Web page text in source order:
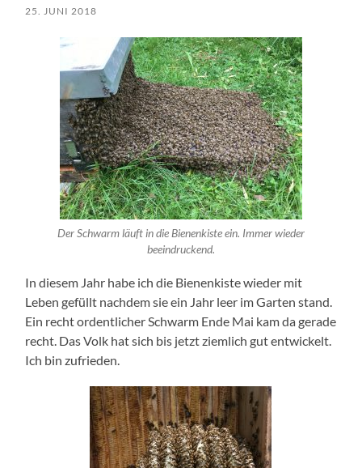
25. JUNI 2018
Der Schwarm läuft in die Bienenkiste ein. Immer wieder
beeindruckend.
In diesem Jahr habe ich die Bienenkiste wieder mit
Leben gefüllt nachdem sie ein Jahr leer im Garten stand.
Ein recht ordentlicher Schwarm Ende Mai kam da gerade
recht. Das Volk hat sich bis jetzt ziemlich gut entwickelt.
Ich bin zufrieden.